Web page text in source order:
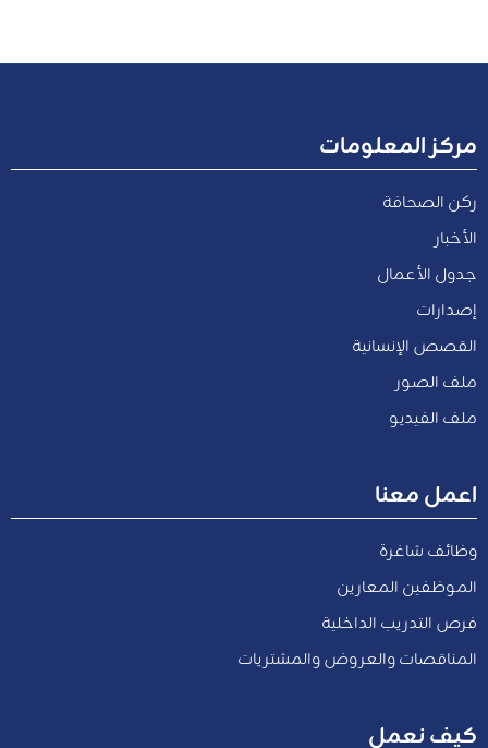
مركز المعلومات
ركن الصحافة
الأخبار
جدول الأعمال
إصدارات
القصص الإنسانية
ملف الصور
ملف الفيديو
اعمل معنا
وظائف شاغرة
الموظفين المعارين
فرص التدريب الداخلية
المناقصات والعروض والمشتريات
كيف نعمل